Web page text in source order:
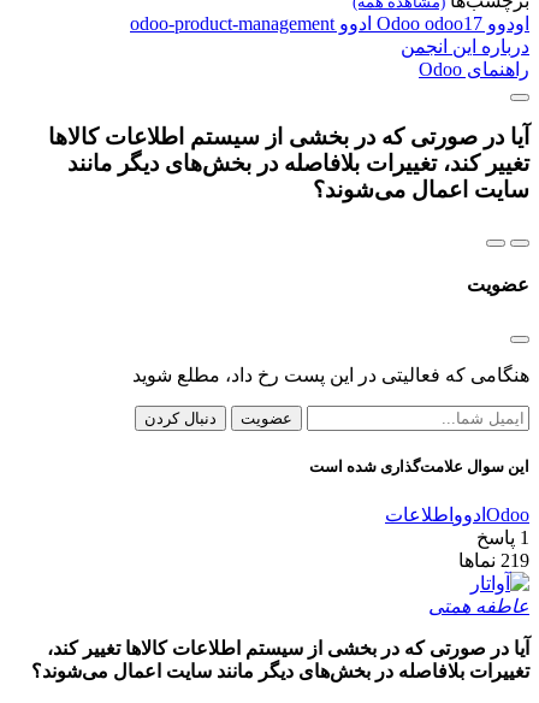
اودوو Odoo odoo17 ادوو odoo-product-management
درباره این انجمن
راهنمای Odoo
آیا در صورتی که در بخشی از سیستم اطلاعات کالاها
تغییر کند، تغییرات بلافاصله در بخش‌های دیگر مانند
سایت اعمال می‌شوند؟
عضویت
هنگامی که فعالیتی در این پست رخ داد، مطلع شوید
عضویت دنبال کردن
این سوال علامت‌گذاری شده است
Odoo ادوو اطلاعات
1 پاسخ
219 نماها
عاطفه همتی
آیا در صورتی که در بخشی از سیستم اطلاعات کالاها تغییر کند،
تغییرات بلافاصله در بخش‌های دیگر مانند سایت اعمال می‌شوند؟